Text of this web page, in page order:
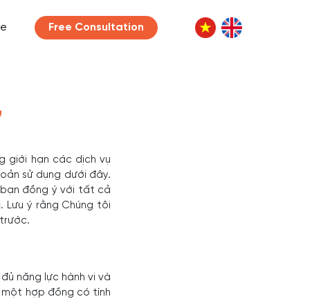
Free Consultation
giới hạn các dịch vụ
sử dụng dưới đây.
bạn đồng ý với tất cả
Lưu ý rằng Chúng tôi
năng lực hành vi và
hợp đồng có tính